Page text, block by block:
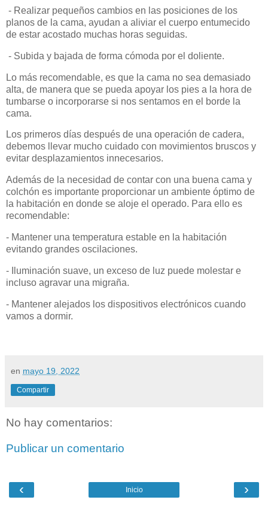
- Realizar pequeños cambios en las posiciones de los
planos de la cama, ayudan a aliviar el cuerpo entumecido
de estar acostado muchas horas seguidas.
- Subida y bajada de forma cómoda por el doliente.
Lo más recomendable, es que la cama no sea demasiado
alta, de manera que se pueda apoyar los pies a la hora de
tumbarse o incorporarse si nos sentamos en el borde la
cama.
Los primeros días después de una operación de cadera,
debemos llevar mucho cuidado con movimientos bruscos y
evitar desplazamientos innecesarios.
Además de la necesidad de contar con una buena cama y
colchón es importante proporcionar un ambiente óptimo de
la habitación en donde se aloje el operado. Para ello es
recomendable:
- Mantener una temperatura estable en la habitación
evitando grandes oscilaciones.
- Iluminación suave, un exceso de luz puede molestar e
incluso agravar una migraña.
- Mantener alejados los dispositivos electrónicos cuando
vamos a dormir.
en mayo 19, 2022
Compartir
No hay comentarios:
Publicar un comentario
‹ ›
Inicio